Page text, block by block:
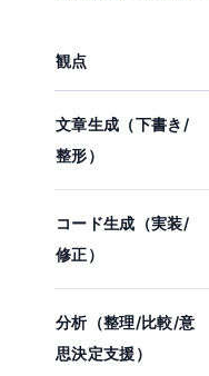
観点
文章生成（下書き/
整形）
コード生成（実装/
修正）
分析（整理/比較/意
思決定支援）